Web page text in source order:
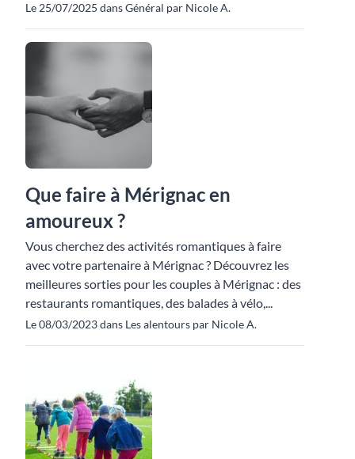
Le 25/07/2025 dans Général par Nicole A.
Que faire à Mérignac en
amoureux ?
Vous cherchez des activités romantiques à faire
avec votre partenaire à Mérignac ? Découvrez les
meilleures sorties pour les couples à Mérignac : des
restaurants romantiques, des balades à vélo,...
Le 08/03/2023 dans Les alentours par Nicole A.